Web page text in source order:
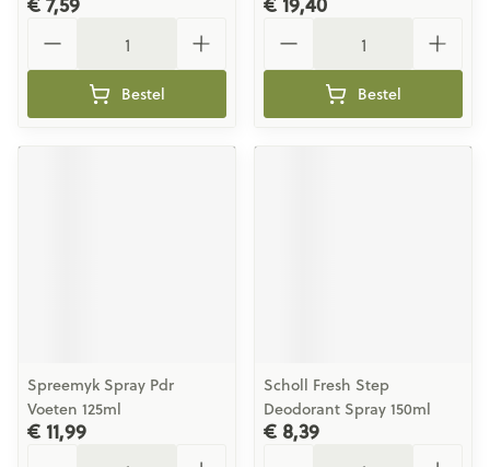
Bestel Bestel
Spreemyk Spray Pdr
Voeten 125ml
€ 11,99
Scholl Fresh Step
Deodorant Spray 150ml
€ 8,39